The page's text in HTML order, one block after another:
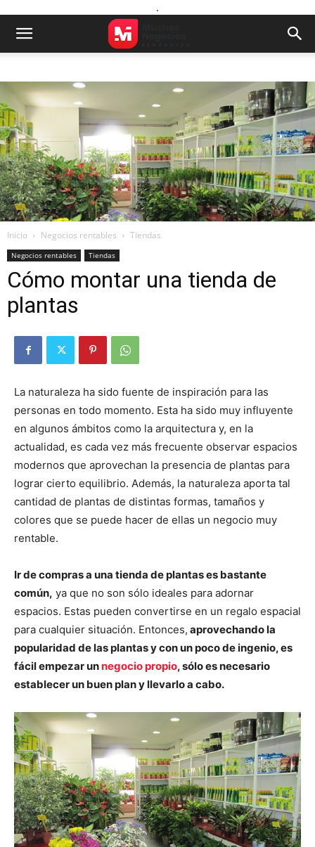
.
Inicio Negocios rentables Tiendas
Negocios rentables Tiendas
Cómo montar una tienda de
plantas
La naturaleza ha sido fuente de inspiración para las
personas en todo momento. Esta ha sido muy influyente
en algunos ámbitos como la arquitectura y, en la
actualidad, es cada vez más frecuente observar espacios
modernos que aprovechan la presencia de plantas para
lograr cierto equilibrio. Además, la naturaleza aporta tal
cantidad de plantas de distintas formas, tamaños y
colores que se puede hacer de ellas un negocio muy
rentable.
Ir de compras a una tienda de plantases bastante
común, ya que no son sólo ideales para adornar
espacios. Estas pueden convertirse en un regalo espacial
para cualquier situación. Entonces, aprovechando la
popularidad de las plantas y con un poco de ingenio, es
fácil empezar unnegocio propio, sólo es necesario
establecer un buen plan y llevarlo a cabo.